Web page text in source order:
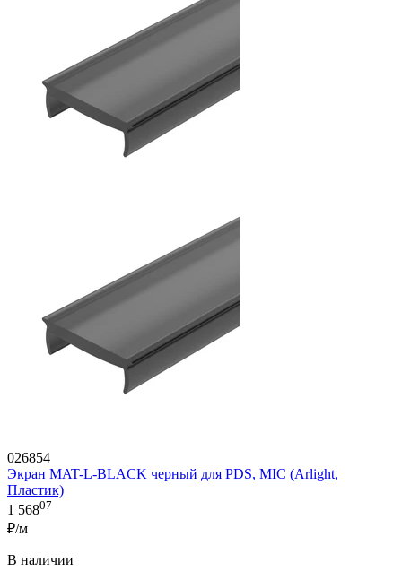
026854
Экран MAT-L-BLACK черный для PDS, MIC (Arlight,
Пластик)
1 56807
₽/м
В наличии